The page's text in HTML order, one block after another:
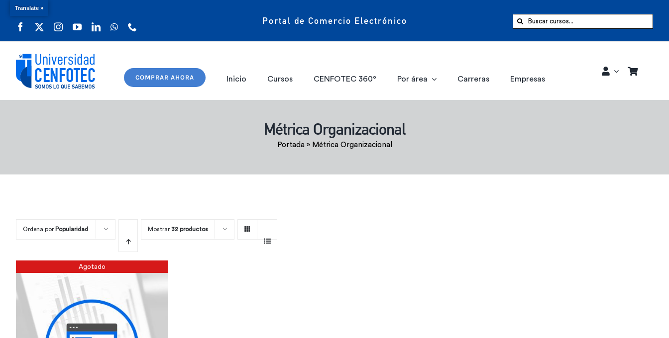
Portal de Comercio Electrónico Buscar:
COMPRAR AHORA Inicio Cursos CENFOTEC 360° Por área Carreras Empresas
Métrica Organizacional
Portada» Métrica Organizacional
Ordena por Popularidad Mostrar 32 productos
Agotado
Translate »